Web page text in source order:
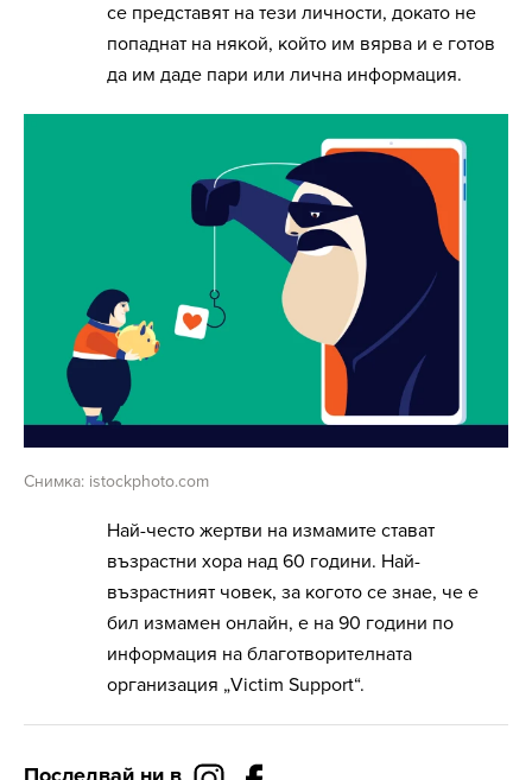
се представят на тези личности, докато не
попаднат на някой, който им вярва и е готов
да им даде пари или лична информация.
Снимка: istockphoto.com
Най-често жертви на измамите стават
възрастни хора над 60 години. Най-
възрастният човек, за когото се знае, че е
бил измамен онлайн, е на 90 години по
информация на благотворителната
организация „Victim Support“.